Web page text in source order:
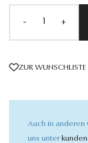
- +
ZUR
Auch in anderen
uns unter